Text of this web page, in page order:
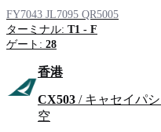
FY7043 JL7095 QR5005
ターミナル: T1 - F
ゲート: 28
香港
CX503 / キャセイパ
空